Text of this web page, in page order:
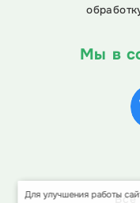
Мы в
Все
Для улучшения работы